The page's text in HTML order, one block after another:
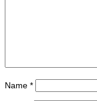
Name *